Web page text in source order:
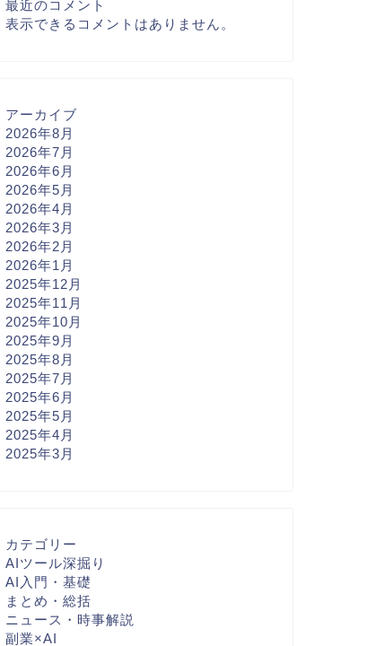
最近のコメント
表示できるコメントはありません。
アーカイブ
2026年8月
2026年7月
2026年6月
2026年5月
2026年4月
2026年3月
2026年2月
2026年1月
2025年12月
2025年11月
2025年10月
2025年9月
2025年8月
2025年7月
2025年6月
2025年5月
2025年4月
2025年3月
カテゴリー
AIツール深掘り
AI入門・基礎
まとめ・総括
ニュース・時事解説
副業×AI